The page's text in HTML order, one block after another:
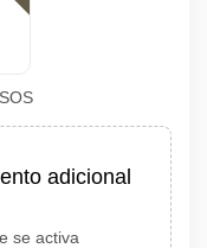
adicional
se activa